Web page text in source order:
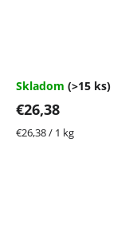
5,0
5
hviezdičiek.
Skladom (>15 ks)
€26,38
Jednotková
€26,38 / 1 kg